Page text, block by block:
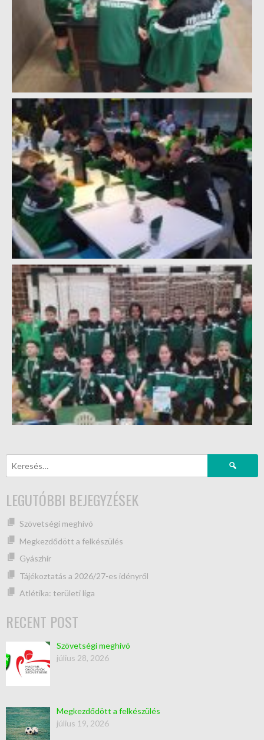
LEGUTÓBBI BEJEGYZÉSEK
Szövetségi meghívó
Megkezdődött a felkészülés
Gyászhír
Tájékoztatás a 2026/27-es idényről
Atlétika: területi liga
RECENT POST
Szövetségi meghívó
július 28, 2026
Megkezdődött a felkészülés
július 19, 2026